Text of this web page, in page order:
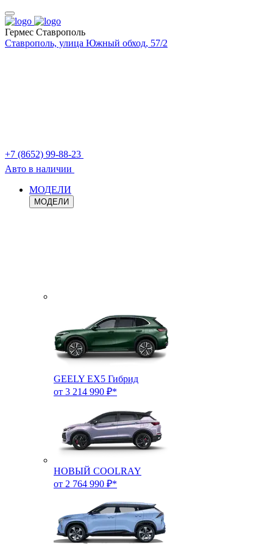
Гермес Ставрополь
Ставрополь, улица Южный обход, 57/2
+7 (8652) 99-88-23
Авто в наличии
МОДЕЛИ
МОДЕЛИ
GEELY EX5 Гибрид
от 3 214 990 ₽*
НОВЫЙ COOLRAY
от 2 764 990 ₽*